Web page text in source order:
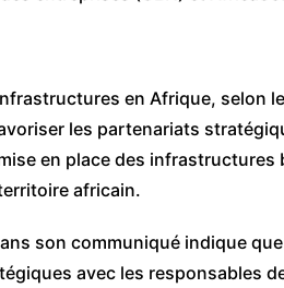
en Afrique, selon
les partenariats
en place des infrastructures
africain.
son communiqué indique
avec les responsables